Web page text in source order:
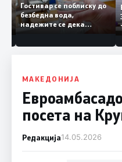
Гостивар се поблиску до
безбедна вода,
надежите се дека
МАКЕДОНИЈА
посета на
Редакција14.05.2026